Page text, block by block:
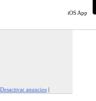
iOS App
Desactivar anuncios |